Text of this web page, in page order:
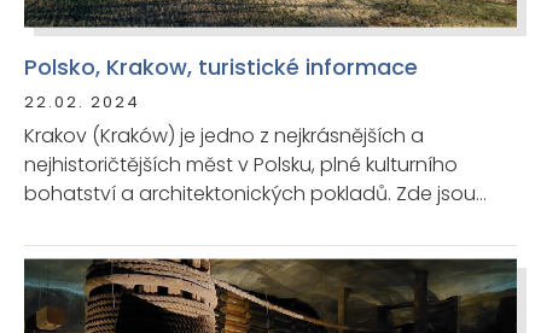
Polsko, Krakow, turistické informace
22.02. 2024
Krakov (Kraków) je jedno z nejkrásnějších a
nejhistoričtějších měst v Polsku, plné kulturního
bohatství a architektonických pokladů. Zde jsou
Krakově